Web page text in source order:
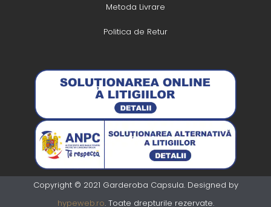
Metoda Livrare
Politica de Retur
Copyright © 2021 Garderoba Capsula. Designed by
hypeweb.ro. Toate drepturile rezervate.